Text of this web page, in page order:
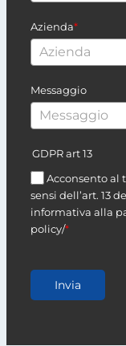
Azienda*
Messaggio
GDPR art 13
Acconsento al
sensi dell’art. 13
informativa alla
policy/*
Invia